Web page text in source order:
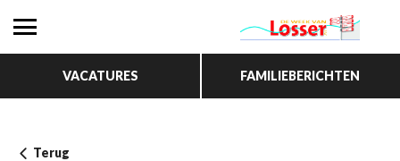
VACATURES FAMILIEBERICHTEN
Terug